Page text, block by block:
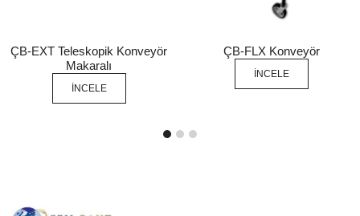
ÇB-EXT Teleskopik Konveyör
Makaralı
İNCELE
ÇB-FLX Konveyör
İNCELE